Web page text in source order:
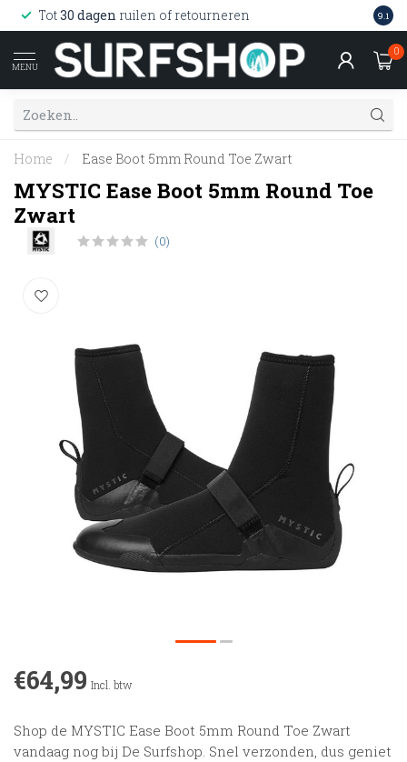
Tot30 dagen ruilen of retourneren 9.1
MENU
0
Home / Ease Boot 5mm Round Toe Zwart
MYSTIC Ease Boot 5mm Round Toe
Zwart
(0)
€64,99 Incl. btw
Shop de MYSTIC Ease Boot 5mm Round Toe Zwart
vandaag nog bij De Surfshop. Snel verzonden, dus geniet